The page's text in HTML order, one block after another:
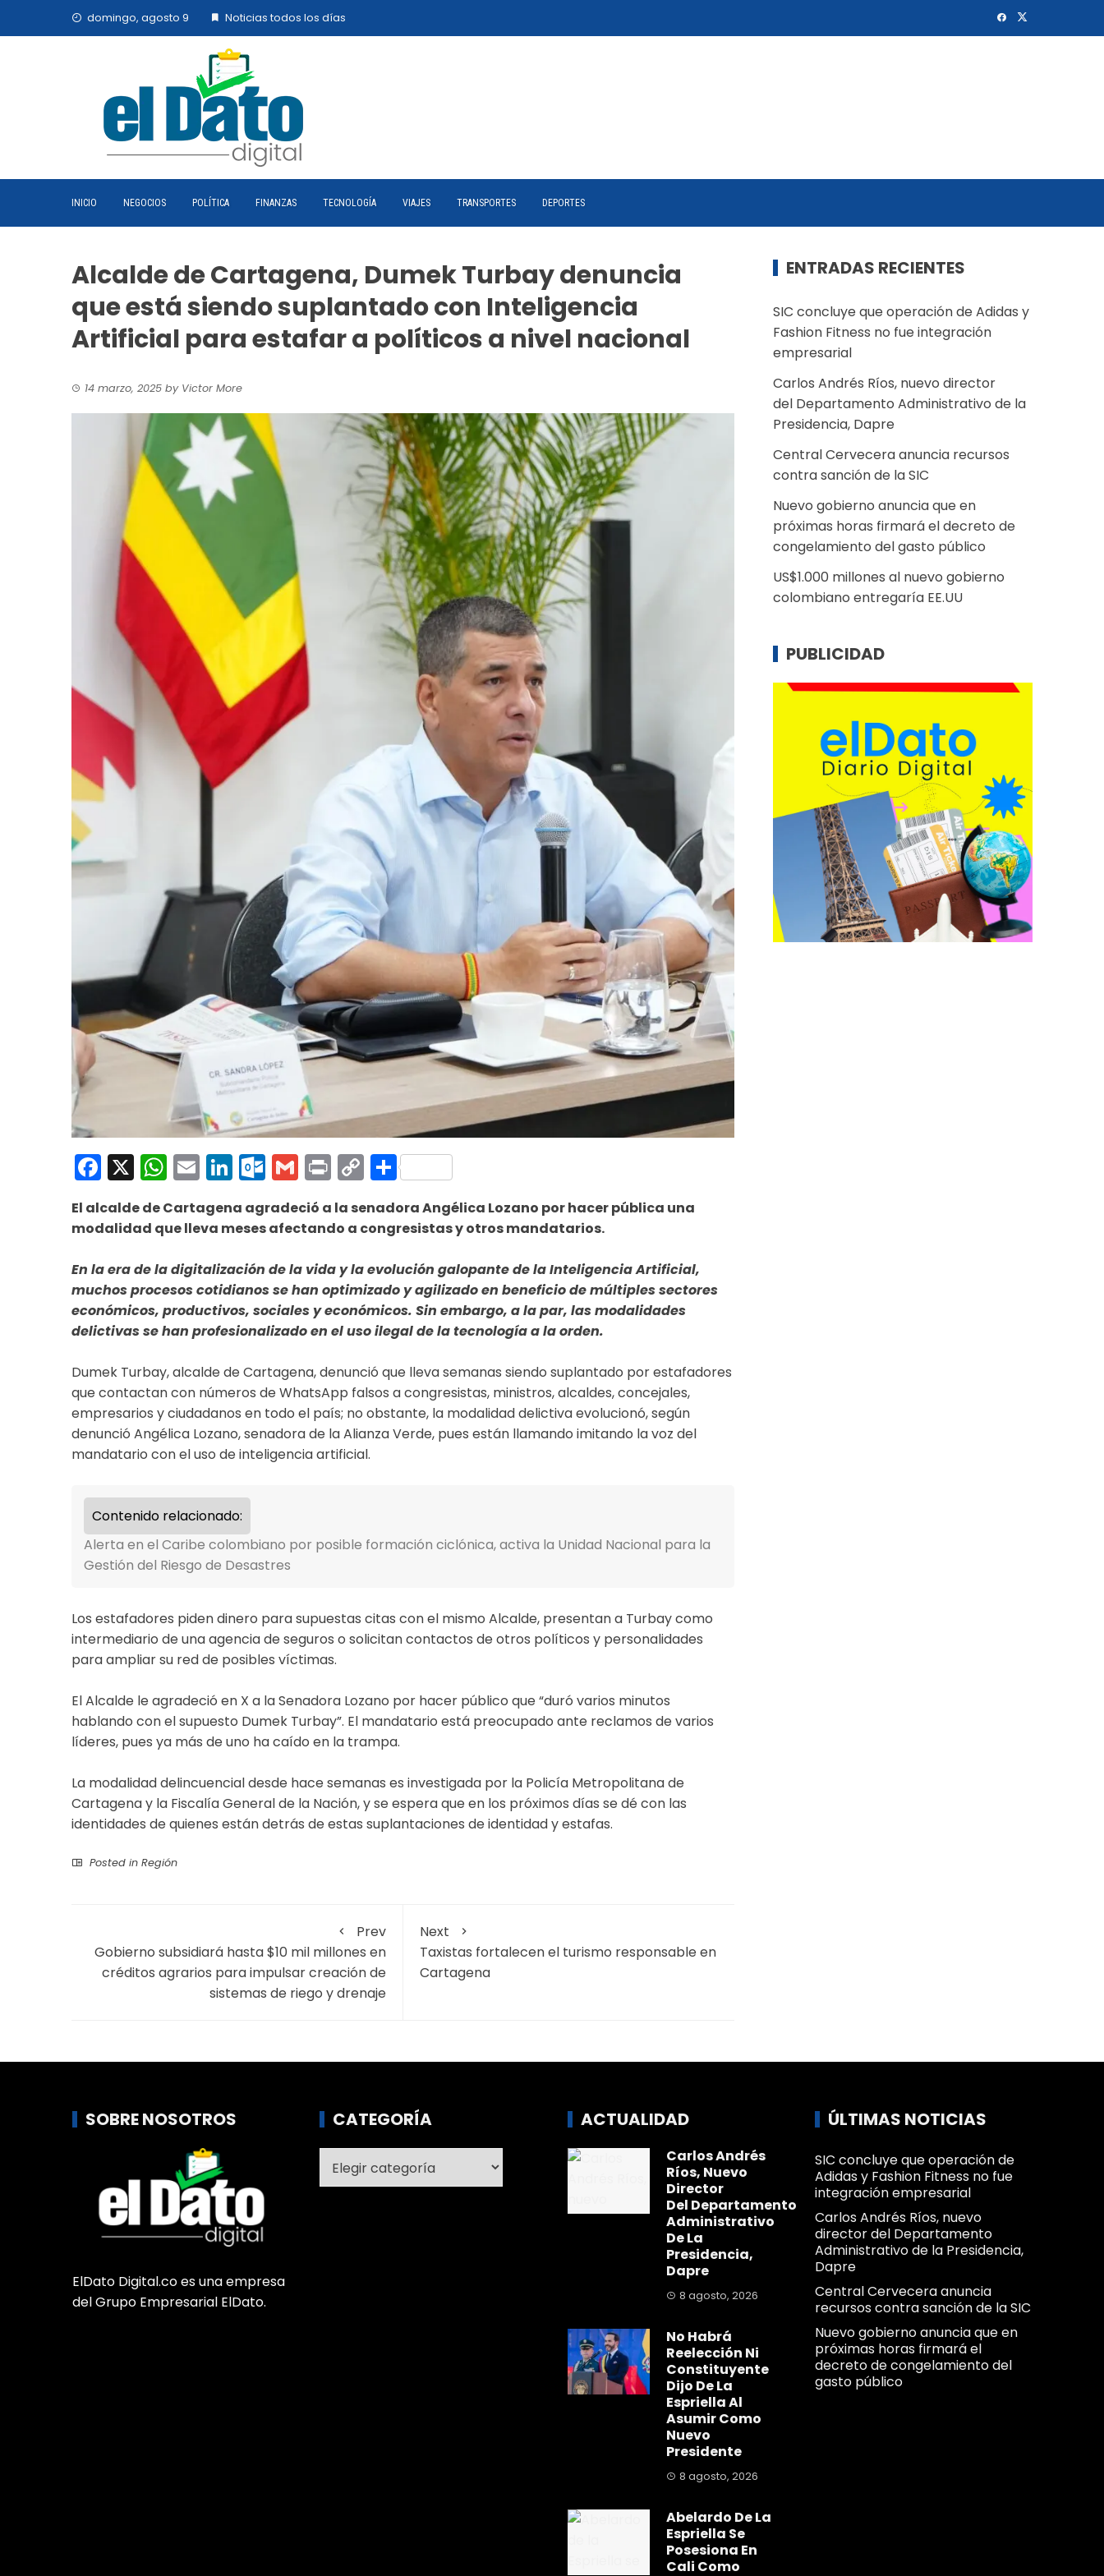
domingo, agosto 9 Noticias todos los días
INICIO NEGOCIOS POLÍTICA FINANZAS TECNOLOGÍA VIAJES TRANSPORTES DEPORTES
Alcalde de Cartagena, Dumek Turbay denuncia
que está siendo suplantado con Inteligencia
Artificial para estafar a políticos a nivel nacional
14 marzo, 2025 by Victor More
Facebook
X WhatsApp
EmailLinkedIn
Outlook.com
Gmail
PrintCopy
Link
Compartir
El alcalde de Cartagena agradeció a la senadora Angélica Lozano por hacer pública una
modalidad que lleva meses afectando a congresistas y otros mandatarios.
En la era de la digitalización de la vida y la evolución galopante de la Inteligencia Artificial,
muchos procesos cotidianos se han optimizado y agilizado en beneficio de múltiples sectores
económicos, productivos, sociales y económicos. Sin embargo, a la par, las modalidades
delictivas se han profesionalizado en el uso ilegal de la tecnología a la orden.
Dumek Turbay, alcalde de Cartagena, denunció que lleva semanas siendo suplantado por estafadores
que contactan con números de WhatsApp falsos a congresistas, ministros, alcaldes, concejales,
empresarios y ciudadanos en todo el país; no obstante, la modalidad delictiva evolucionó, según
denunció Angélica Lozano, senadora de la Alianza Verde, pues están llamando imitando la voz del
mandatario con el uso de inteligencia artificial.
Contenido relacionado:
Alerta en el Caribe colombiano por posible formación ciclónica, activa la Unidad Nacional para la
Gestión del Riesgo de Desastres
Los estafadores piden dinero para supuestas citas con el mismo Alcalde, presentan a Turbay como
intermediario de una agencia de seguros o solicitan contactos de otros políticos y personalidades
para ampliar su red de posibles víctimas.
El Alcalde le agradeció en X a la Senadora Lozano por hacer público que “duró varios minutos
hablando con el supuesto Dumek Turbay”. El mandatario está preocupado ante reclamos de varios
líderes, pues ya más de uno ha caído en la trampa.
La modalidad delincuencial desde hace semanas es investigada por la Policía Metropolitana de
Cartagena y la Fiscalía General de la Nación, y se espera que en los próximos días se dé con las
identidades de quienes están detrás de estas suplantaciones de identidad y estafas.
Posted in Región
Prev
Gobierno subsidiará hasta $10 mil millones en
créditos agrarios para impulsar creación de
sistemas de riego y drenaje
Next
Taxistas fortalecen el turismo responsable en
Cartagena
ENTRADAS RECIENTES
SIC concluye que operación de Adidas y
Fashion Fitness no fue integración
empresarial
Carlos Andrés Ríos, nuevo director
del Departamento Administrativo de la
Presidencia, Dapre
Central Cervecera anuncia recursos
contra sanción de la SIC
Nuevo gobierno anuncia que en
próximas horas firmará el decreto de
congelamiento del gasto público
US$1.000 millones al nuevo gobierno
colombiano entregaría EE.UU
PUBLICIDAD
SOBRE NOSOTROS
ElDato Digital.co es una empresa
del Grupo Empresarial ElDato.
CATEGORÍA ACTUALIDAD
Carlos Andrés
Ríos, Nuevo
Director
Del Departamento
Administrativo
De La
Presidencia,
Dapre
8 agosto, 2026
No Habrá
Reelección Ni
Constituyente
Dijo De La
Espriella Al
Asumir Como
Nuevo
Presidente
8 agosto, 2026
Abelardo De La
Espriella Se
Posesiona En
Cali Como
ÚLTIMAS NOTICIAS
SIC concluye que operación de
Adidas y Fashion Fitness no fue
integración empresarial
Carlos Andrés Ríos, nuevo
director del Departamento
Administrativo de la Presidencia,
Dapre
Central Cervecera anuncia
recursos contra sanción de la SIC
Nuevo gobierno anuncia que en
próximas horas firmará el
decreto de congelamiento del
gasto público